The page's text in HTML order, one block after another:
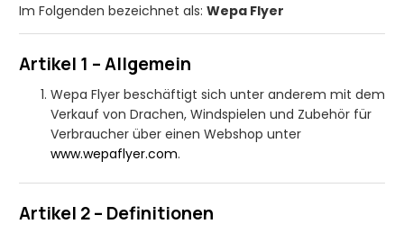
Im Folgenden bezeichnet als: Wepa Flyer
Artikel 1 – Allgemein
Wepa Flyer beschäftigt sich unter anderem mit dem
Verkauf von Drachen, Windspielen und Zubehör für
Verbraucher über einen Webshop unter
www.wepaflyer.com.
Artikel 2 – Definitionen